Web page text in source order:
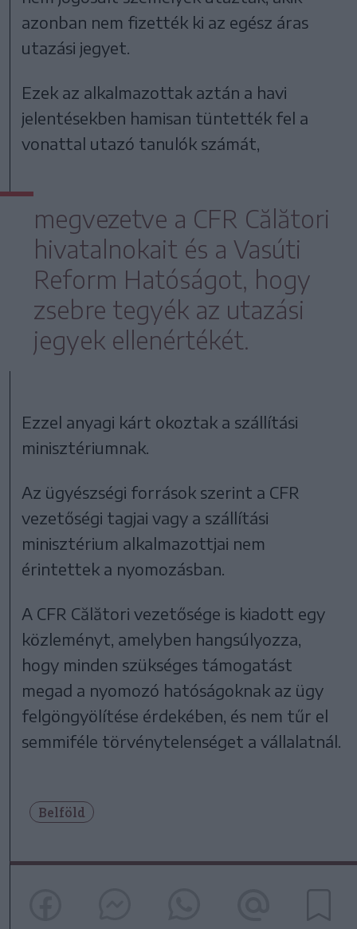
azonban nem fizették ki az egész áras
utazási jegyet.
Ezek az alkalmazottak aztán a havi
jelentésekben hamisan tüntették fel a
vonattal utazó tanulók számát,
megvezetve a CFR Călători
hivatalnokait és a Vasúti
Reform Hatóságot, hogy
zsebre tegyék az utazási
jegyek ellenértékét.
Ezzel anyagi kárt okoztak a szállítási
minisztériumnak.
Az ügyészségi források szerint a CFR
vezetőségi tagjai vagy a szállítási
minisztérium alkalmazottjai nem
érintettek a nyomozásban.
A CFR Călători vezetősége is kiadott egy
közleményt, amelyben hangsúlyozza,
hogy minden szükséges támogatást
megad a nyomozó hatóságoknak az ügy
felgöngyölítése érdekében, és nem tűr el
semmiféle törvénytelenséget a vállalatnál.
Belföld